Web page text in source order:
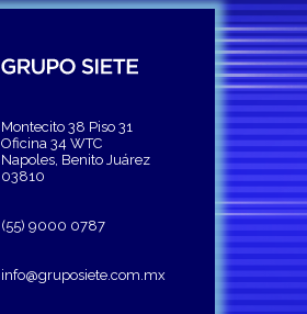
Montecito 38 Piso 31
Oficina 34 WTC
Napoles, Benito Juárez
03810
(55) 9000 0787
info@gruposiete.com.mx